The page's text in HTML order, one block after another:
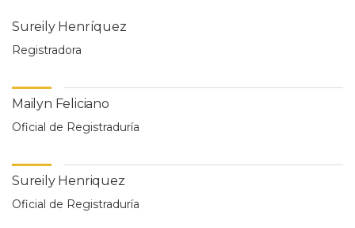
Sureily Henríquez
Registradora
Mailyn Feliciano
Oficial de Registraduría
Sureily Henriquez
Oficial de Registraduría